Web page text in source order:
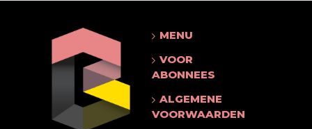
MENU
VOOR
ABONNEES
ALGEMENE
VOORWAARDEN